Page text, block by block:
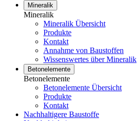
Mineralik
Mineralik
Mineralik Übersicht
Produkte
Kontakt
Annahme von Baustoffen
Wissenswertes über Mineralik
Betonelemente
Betonelemente
Betonelemente Übersicht
Produkte
Kontakt
Nachhaltigere Baustoffe